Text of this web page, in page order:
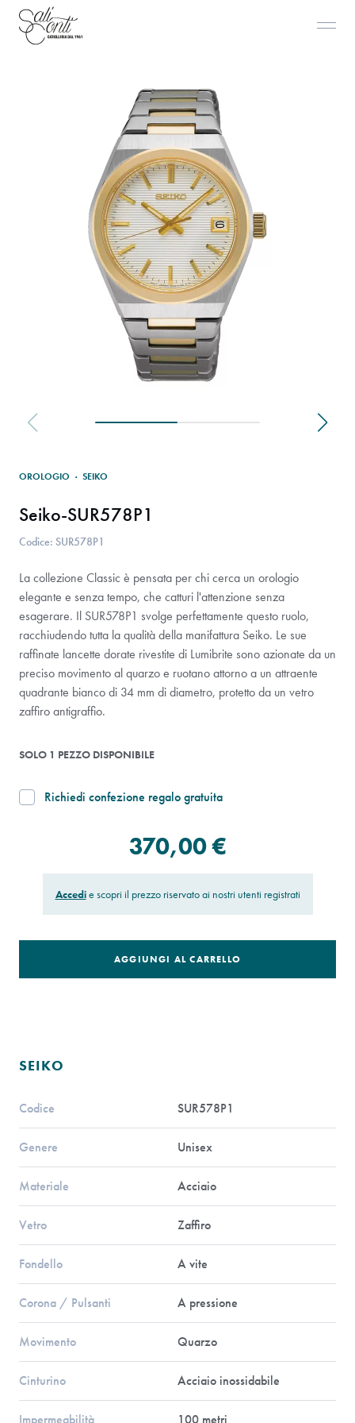
OROLOGIO · SEIKO
Seiko-SUR578P1
Codice: SUR578P1
La collezione Classic è pensata per chi cerca un orologio
elegante e senza tempo, che catturi l'attenzione senza
esagerare. Il SUR578P1 svolge perfettamente questo ruolo,
racchiudendo tutta la qualità della manifattura Seiko. Le sue
raffinate lancette dorate rivestite di Lumibrite sono azionate da un
preciso movimento al quarzo e ruotano attorno a un attraente
quadrante bianco di 34 mm di diametro, protetto da un vetro
zaffiro antigraffio.
SOLO 1 PEZZO DISPONIBILE
Richiedi confezione regalo gratuita
370,00 €
Accedie scopri il prezzo riservato ai nostri utenti registrati
AGGIUNGI AL CARRELLO
SEIKO
Codice SUR578P1
Genere Unisex
Materiale Acciaio
Vetro Zaffiro
Fondello A vite
Corona / Pulsanti A pressione
Movimento Quarzo
Cinturino Acciaio inossidabile
Impermeabilità 100 metri